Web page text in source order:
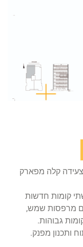
מרחק צעידה קלה מפארק
קומות חדשות
בנות 2-3 חדרים עם מרפסות שמש,
גבוהות.
ותכנון מפנק.